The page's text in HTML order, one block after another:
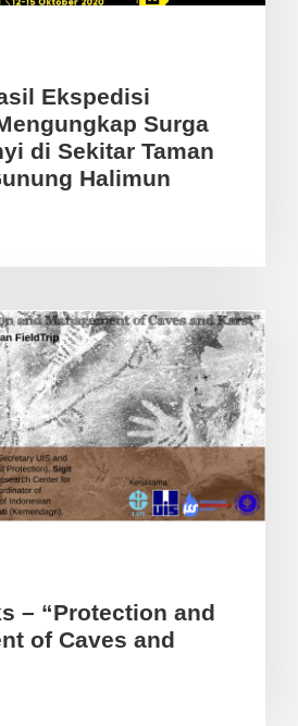
Ekspedisi
Surga
di Sekitar Taman
Halimun
– “Protection and
of Caves and